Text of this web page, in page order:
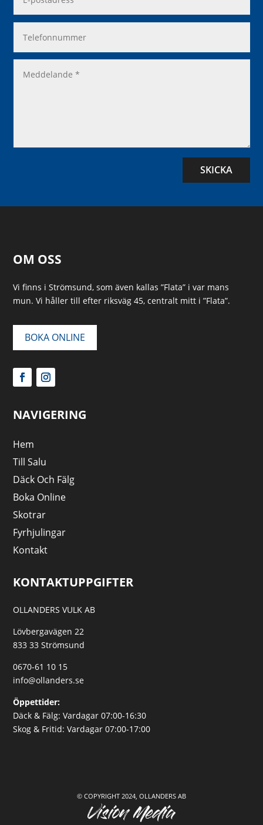
SKICKA
OM OSS
Vi finns i Strömsund, som även kallas ”Flata” i var mans
mun. Vi håller till efter riksväg 45, centralt mitt i ”Flata”.
BOKA ONLINE
NAVIGERING
Hem
Till Salu
Däck Och Fälg
Boka Online
Skotrar
Fyrhjulingar
Kontakt
KONTAKTUPPGIFTER
OLLANDERS VULK AB
Lövbergavägen 22
833 33 Strömsund
0670-61 10 15
info@ollanders.se
Öppettider:
Däck & Fälg: Vardagar 07:00-16:30
Skog & Fritid: Vardagar 07:00-17:00
© COPYRIGHT 2024, OLLANDERS AB